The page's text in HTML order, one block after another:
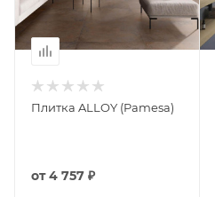
Плитка ALLOY (Pamesa)
от4 757 ₽